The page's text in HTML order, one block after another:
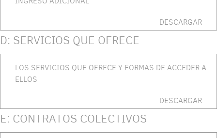
DESCARGAR
D: SERVICIOS QUE OFRECE
LOS SERVICIOS QUE OFRECE Y FORMAS DE ACCEDER A
ELLOS
DESCARGAR
E: CONTRATOS COLECTIVOS